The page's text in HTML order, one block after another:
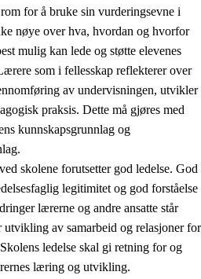
for å bruke sin vurderingsevne i
nøye over hva, hvordan og hvorfor
mulig kan lede og støtte elevenes
som i fellesskap reflekterer over
av undervisningen, utvikler
praksis. Dette må gjøres med
kunnskapsgrunnlag og
skolene forutsetter god ledelse. God
legitimitet og god forståelse
lærerne og andre ansatte står
av samarbeid og relasjoner for
ledelse skal gi retning for og
læring og utvikling.